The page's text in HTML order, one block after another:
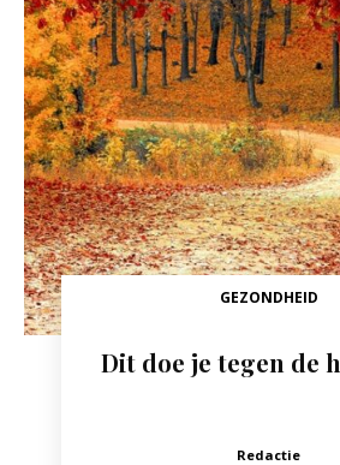
GEZONDHEID
Dit doe je tegen de
Redactie